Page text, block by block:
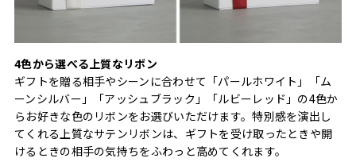
4色から選べる上質なリボン
ギフトを贈る相手やシーンに合わせて「パールホワイト」「ム
ーンシルバー」「アッシュブラック」「ルビーレッド」の4色か
らお好きな色のリボンをお選びいただけます。特別感を演出し
てくれる上質なサテンリボンは、ギフトを受け取ったときや開
けるときの相手の気持ちをふわっと高めてくれます。